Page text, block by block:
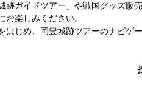
跡ガイドツアー」や戦国グッズ販
楽しみください。
はじめ、岡豊城跡ツアーのナビゲ